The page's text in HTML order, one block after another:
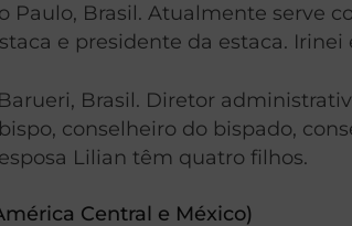
Paulo, Brasil. Atualmente serve
e presidente da estaca.
Brasil. Diretor
conselheiro do bispado,
Lilian têm quatro filhos.
Central e México)